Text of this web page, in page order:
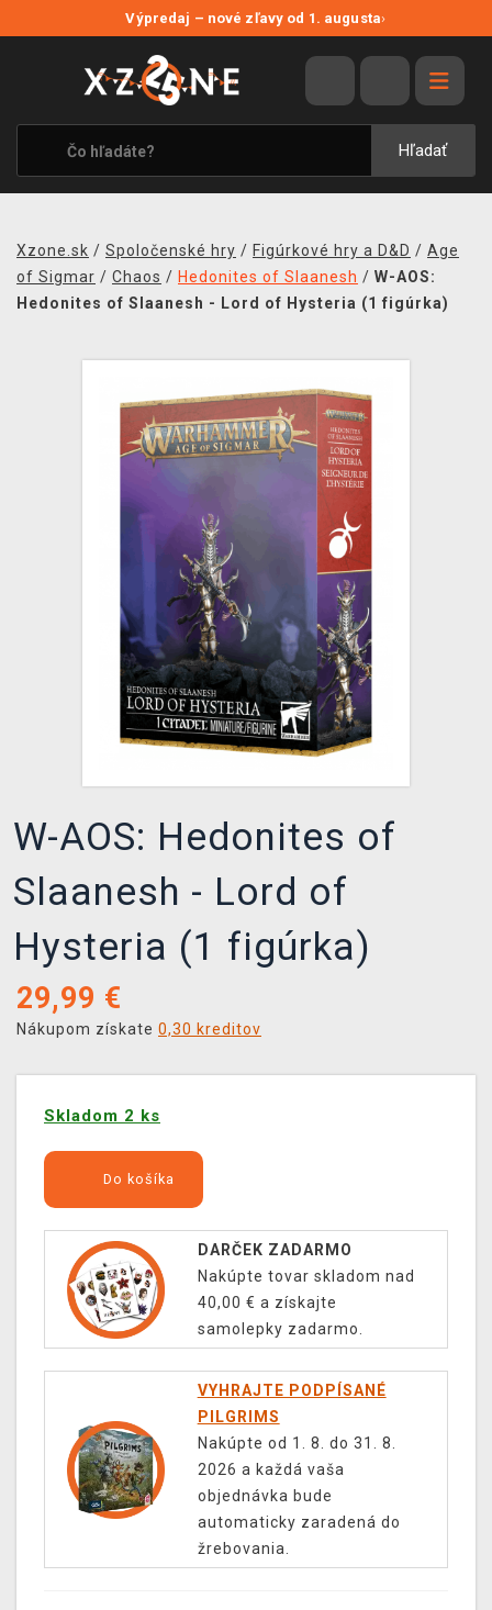
Výpredaj – nové zľavy od 1. augusta›
Hľadať
VÝPREDAJ
VIDEOHRY
XZONE ORIGINALS
TEMATIKY
MERCHANDISE
Xzone.sk / Spoločenské hry / Figúrkové hry a D&D / Age
of Sigmar / Chaos / Hedonites of Slaanesh / W-AOS:
Hedonites of Slaanesh - Lord of Hysteria (1 figúrka)
W-AOS: Hedonites of
Slaanesh - Lord of
Hysteria (1 figúrka)
29,99 €
Nákupom získate 0,30 kreditov
Skladom 2 ks
Do košíka
DARČEK ZADARMO
Nakúpte tovar skladom nad
40,00 € a získajte
samolepky zadarmo.
VYHRAJTE PODPÍSANÉ
PILGRIMS
Nakúpte od 1. 8. do 31. 8.
2026 a každá vaša
objednávka bude
automaticky zaradená do
žrebovania.